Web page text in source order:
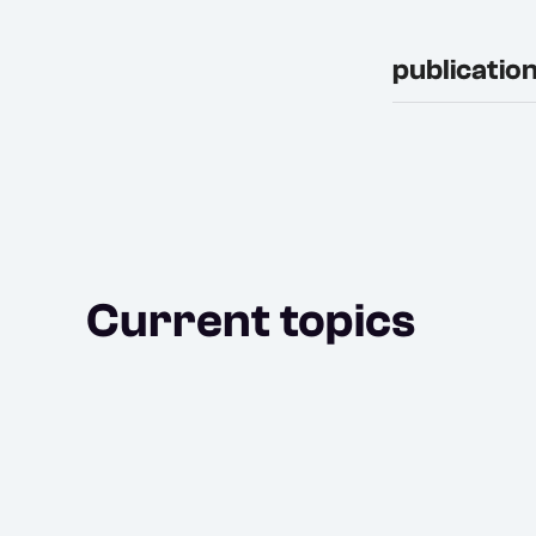
Current topics